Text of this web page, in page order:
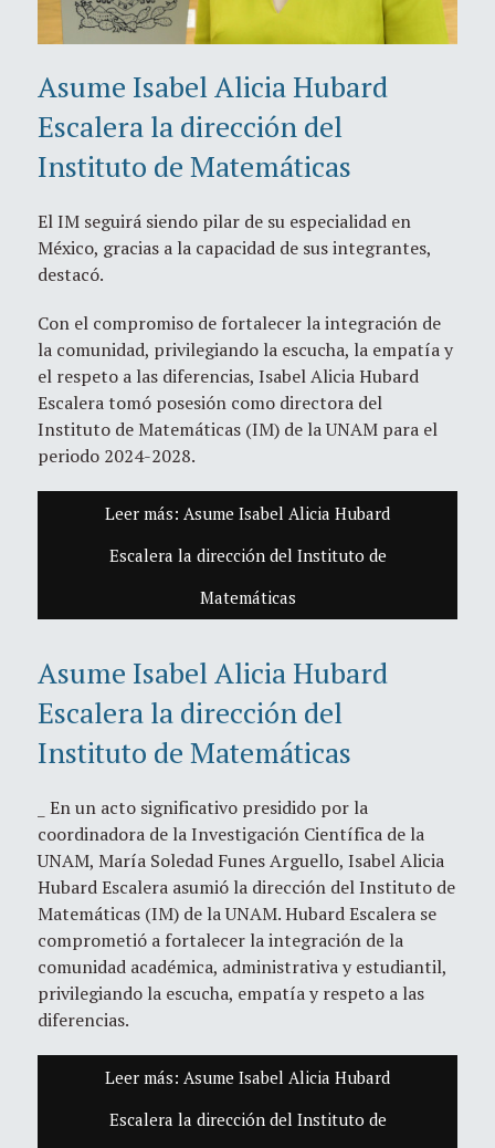
Asume Isabel Alicia Hubard
Escalera la dirección del
Instituto de Matemáticas
El IM seguirá siendo pilar de su especialidad en
México, gracias a la capacidad de sus integrantes,
destacó.
Con el compromiso de fortalecer la integración de
la comunidad, privilegiando la escucha, la empatía y
el respeto a las diferencias, Isabel Alicia Hubard
Escalera tomó posesión como directora del
Instituto de Matemáticas (IM) de la UNAM para el
periodo 2024-2028.
Leer más: Asume Isabel Alicia Hubard
Escalera la dirección del Instituto de
Matemáticas
Asume Isabel Alicia Hubard
Escalera la dirección del
Instituto de Matemáticas
_ En un acto significativo presidido por la
coordinadora de la Investigación Científica de la
UNAM, María Soledad Funes Arguello, Isabel Alicia
Hubard Escalera asumió la dirección del Instituto de
Matemáticas (IM) de la UNAM. Hubard Escalera se
comprometió a fortalecer la integración de la
comunidad académica, administrativa y estudiantil,
privilegiando la escucha, empatía y respeto a las
diferencias.
Leer más: Asume Isabel Alicia Hubard
Escalera la dirección del Instituto de